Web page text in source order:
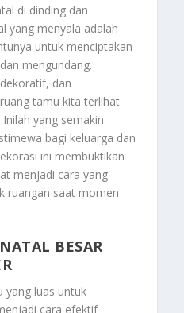
di dinding dan
yang menyala adalah
untuk menciptakan
mengundang.
dan
tamu kita terlihat
yang semakin
bagi keluarga dan
ini membuktikan
menjadi cara yang
ruangan saat momen
BESAR
yang luas untuk
cara efektif